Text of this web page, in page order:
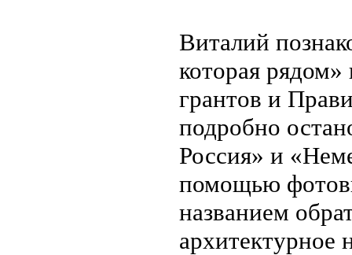
Виталий
которая
грантов и
подробно
Россия» и
помощью
названием
архитектурное